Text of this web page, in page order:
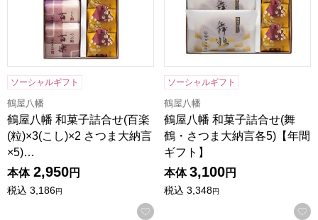
ソーシャルギフト
鶴屋八幡
鶴屋八幡 和菓子詰合せ(百楽
(粒)×3(こし)×2 さつま大納言
×5)…
本体 2,950円
税込 3,186円
お気に入りに登録する
ソーシャルギフト
鶴屋八幡
鶴屋八幡 和菓子詰合せ(舞
鶴・さつま大納言各5)【年間
ギフト】
本体 3,100円
税込 3,348円